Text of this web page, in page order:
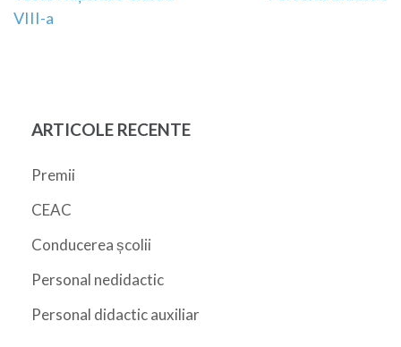
în
VIII-a
ARTICOLE RECENTE
Premii
CEAC
Conducerea școlii
Personal nedidactic
Personal didactic auxiliar